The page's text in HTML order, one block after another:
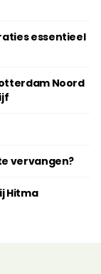
essentieel
Noord
vervangen?
Hitma